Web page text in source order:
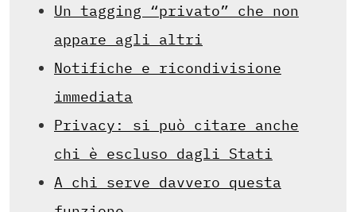
Un tagging “privato” che non
appare agli altri
Notifiche e ricondivisione
immediata
Privacy: si può citare anche
chi è escluso dagli Stati
A chi serve davvero questa